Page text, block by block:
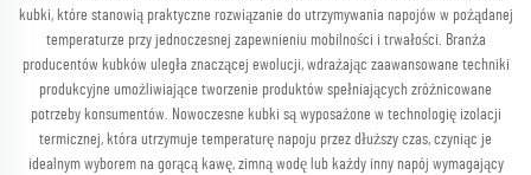
kubki, które stanowią praktyczne rozwiązanie do utrzymywania napojów w pożądanej
temperaturze przy jednoczesnej zapewnieniu mobilności i trwałości. Branża
producentów kubków uległa znaczącej ewolucji, wdrażając zaawansowane techniki
produkcyjne umożliwiające tworzenie produktów spełniających zróżnicowane
potrzeby konsumentów. Nowoczesne kubki są wyposażone w technologię izolacji
termicznej, która utrzymuje temperaturę napoju przez dłuższy czas, czyniąc je
idealnym wyborem na gorącą kawę, zimną wodę lub każdy inny napój wymagający